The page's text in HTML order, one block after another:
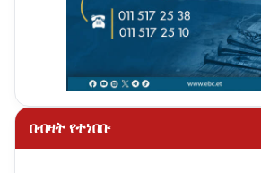
በብዛት የተነበቡ